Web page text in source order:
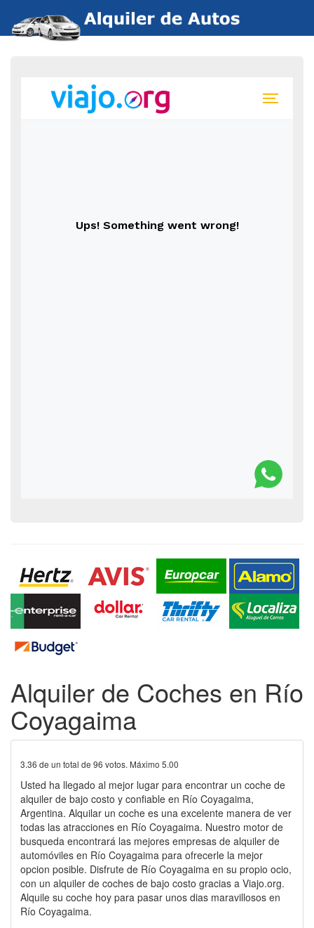
Alquiler de Coches en Río
Coyagaima
3.36 de un total de 96 votos. Máximo 5.00
Usted ha llegado al mejor lugar para encontrar un coche de
alquiler de bajo costo y confiable en Río Coyagaima,
Argentina. Alquilar un coche es una excelente manera de ver
todas las atracciones en Río Coyagaima. Nuestro motor de
busqueda encontrará las mejores empresas de alquiler de
automóviles en Río Coyagaima para ofrecerle la mejor
opcion posible. Disfrute de Río Coyagaima en su propio ocio,
con un alquiler de coches de bajo costo gracias a Viajo.org.
Alquile su coche hoy para pasar unos dias maravillosos en
Río Coyagaima.